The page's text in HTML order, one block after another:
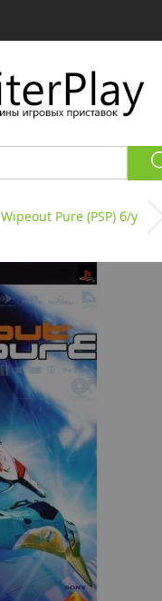
Wipeout Pure (PSP) б/у